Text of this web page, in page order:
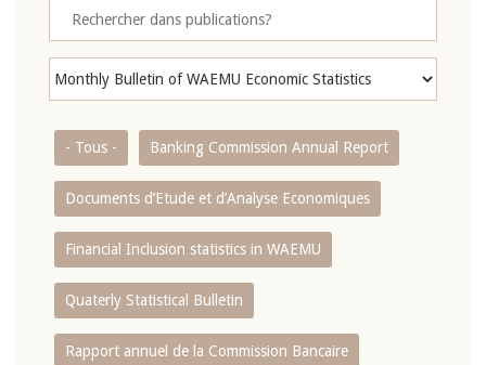
- Tous - Banking Commission Annual Report
Documents d’Etude et d’Analyse Economiques
Financial Inclusion statistics in WAEMU
Quaterly Statistical Bulletin
Rapport annuel de la Commission Bancaire